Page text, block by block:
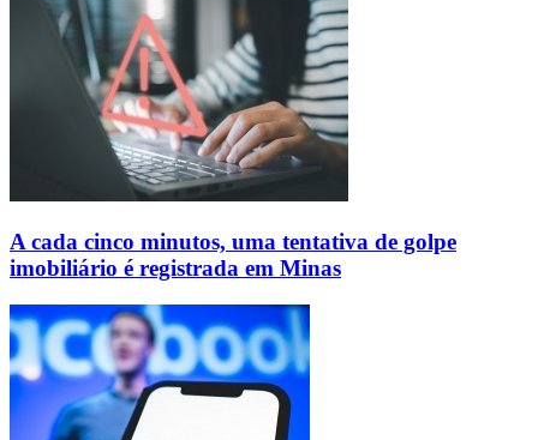
A cada cinco minutos, uma tentativa de golpe
imobiliário é registrada em Minas